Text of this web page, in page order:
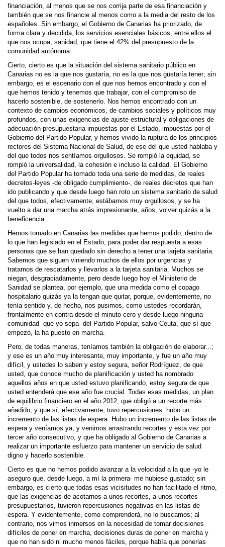
financiación, al menos que se nos corrija parte de esa financiación y
también que se nos financie al menos como a la media del resto de los
españoles. Sin embargo, el Gobierno de Canarias ha priorizado, de
forma clara y decidida, los servicios esenciales básicos, entre ellos el
que nos ocupa, sanidad, que tiene el 42% del presupuesto de la
comunidad autónoma.
Cierto, cierto es que la situación del sistema sanitario público en
Canarias no es la que nos gustaría, no es la que nos gustaría tener; sin
embargo, es el escenario con el que nos hemos encontrado y con el
que hemos tenido y tenemos que trabajar, con el compromiso de
hacerlo sostenible, de sostenerlo. Nos hemos encontrado con un
contexto de cambios económicos, de cambios sociales y políticos muy
profundos, con unas exigencias de ajuste estructural y obligaciones de
adecuación presupuestaria impuestas por el Estado, impuestas por el
Gobierno del Partido Popular, y hemos vivido la ruptura de los principios
rectores del Sistema Nacional de Salud, de ese del que usted hablaba y
del que todos nos sentíamos orgullosos. Se rompió la equidad, se
rompió la universalidad, la cohesión e incluso la calidad. El Gobierno
del Partido Popular ha tomado toda una serie de medidas, de reales
decretos-leyes -de obligado cumplimiento-, de reales decretos que han
ido publicando y que desde luego han roto un sistema sanitario de salud
del que todos, efectivamente, estábamos muy orgullosos, y se ha
vuelto a dar una marcha atrás impresionante, años, volver quizás a la
beneficencia.
Hemos tomado en Canarias las medidas que hemos podido, dentro de
lo que han legislado en el Estado, para poder dar respuesta a esas
personas que se han quedado sin derecho a tener una tarjeta sanitaria.
Sabemos que siguen viniendo muchos de ellos por urgencias y
tratamos de rescatarlos y llevarlos a la tarjeta sanitaria. Muchos se
niegan, desgraciadamente, pero desde luego hoy el Ministerio de
Sanidad se plantea, por ejemplo, que una medida como el copago
hospitalario quizás ya la tengan que quitar, porque, evidentemente, no
tenía sentido y, de hecho, nos pusimos, como ustedes recordarán,
frontalmente en contra desde el minuto cero y desde luego ninguna
comunidad -que yo sepa- del Partido Popular, salvo Ceuta, que sí que
empezó, la ha puesto en marcha.
Pero, de todas maneras, teníamos también la obligación de elaborar...;
y ese es un año muy interesante, muy importante, y fue un año muy
difícil, y ustedes lo saben y estoy segura, señor Rodríguez, de que
usted, que conoce mucho de planificación y usted ha nombrado
aquellos años en que usted estuvo planificando, estoy segura de que
usted entenderá que ese año fue crucial. Todas esas medidas, un plan
de equilibrio financiero en el año 2012, que obligó a un recorte más
añadido; y que sí, efectivamente, tuvo repercusiones: hubo un
incremento de las listas de espera. Hubo un incremento de las listas de
espera y veníamos ya, y venimos arrastrando recortes y esta vez por
tercer año consecutivo, y que ha obligado al Gobierno de Canarias a
realizar un importante esfuerzo para mantener un servicio de salud
digno y hacerlo sostenible.
Cierto es que no hemos podido avanzar a la velocidad a la que -yo le
aseguro que, desde luego, a mí la primera- me hubiese gustado; sin
embargo, es cierto que todas esas vicisitudes no han facilitado el ritmo,
que las exigencias de acotarnos a unos recortes, a unos recortes
presupuestarios, tuvieron repercusiones negativas en las listas de
espera. Y evidentemente, como comprenderá, no lo buscamos; al
contrario, nos vimos inmersos en la necesidad de tomar decisiones
difíciles de poner en marcha, decisiones duras de poner en marcha y
que no han sido ni mucho menos fáciles, porque había que ponerlas